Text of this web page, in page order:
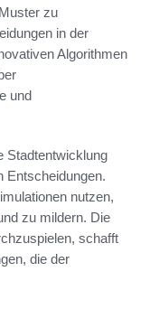
zu
in der
Algorithmen
und
Stadtentwicklung
Entscheidungen.
nutzen,
zu mildern. Die
schafft
die der